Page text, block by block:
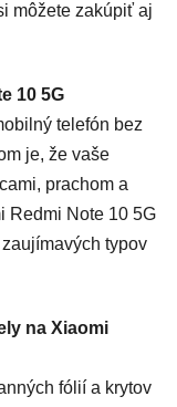
môžete zakúpiť aj
10 5G
telefón bez
je, že vaše
prachom a
Redmi Note 10 5G
typov
na Xiaomi
fólií a krytov